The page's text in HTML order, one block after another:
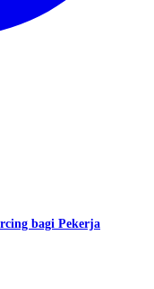
bagi Pekerja